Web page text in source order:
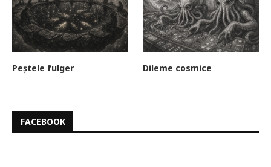
Peștele fulger Dileme cosmice
FACEBOOK